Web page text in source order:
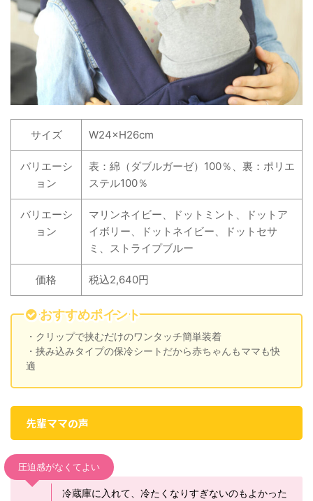
サイズ W24×H26cm
バリエーシ
ョン
表：綿（ダブルガーゼ）100％、裏：ポリエ
ステル100％
バリエーシ
ョン
マリンネイビー、ドットミント、ドットア
イボリー、ドットネイビー、ドットセサ
ミ、ストライプブルー
価格 税込2,640円
おすすめポイント
・クリップで挟むだけのワンタッチ簡単装着
・挟み込みタイプの保冷シートだから赤ちゃんもママも快
適
先輩ママの声
圧迫感がなくてよい
冷蔵庫に入れて、冷たくなりすぎないのもよかった